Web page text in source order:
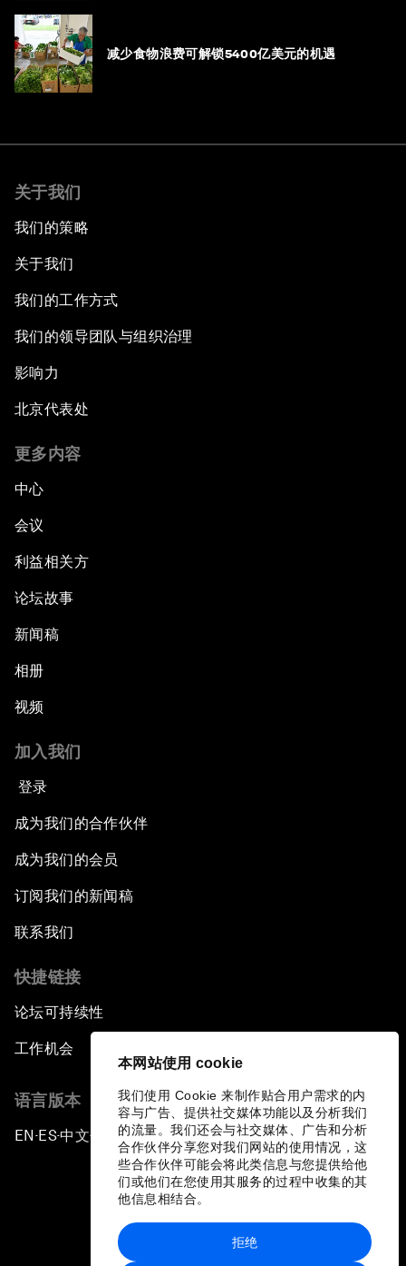
本网站使用 cookie
我们使用 Cookie 来制作贴合用户需求的内
容与广告、提供社交媒体功能以及分析我们
的流量。我们还会与社交媒体、广告和分析
合作伙伴分享您对我们网站的使用情况，这
些合作伙伴可能会将此类信息与您提供给他
们或他们在您使用其服务的过程中收集的其
他信息相结合。
拒绝
减少食物浪费可解锁5400亿美元的机遇
关于我们
我们的策略
关于我们
我们的工作方式
我们的领导团队与组织治理
影响力
北京代表处
更多内容
中心
会议
利益相关方
论坛故事
新闻稿
相册
视频
加入我们
登录
成为我们的合作伙伴
成为我们的会员
订阅我们的新闻稿
联系我们
快捷链接
论坛可持续性
工作机会
语言版本
EN ▪ ES▪中文▪ 日本語